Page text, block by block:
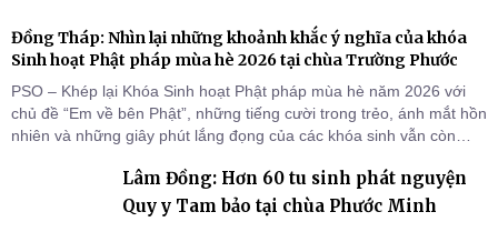
Đồng Tháp: Nhìn lại những khoảnh khắc ý nghĩa của khóa
Sinh hoạt Phật pháp mùa hè 2026 tại chùa Trường Phước
PSO – Khép lại Khóa Sinh hoạt Phật pháp mùa hè năm 2026 với
chủ đề “Em về bên Phật”, những tiếng cười trong trẻo, ánh mắt hồn
nhiên và những giây phút lắng đọng của các khóa sinh vẫn còn
Tháp). Những tuần tu học ngắn ngủi nhưng đã trở thành hành
trang quý báu, gieo những hạt giống thiện l
Lâm Đồng: Hơn 60 tu sinh phát nguyện
Quy y Tam bảo tại chùa Phước Minh